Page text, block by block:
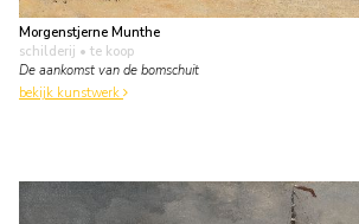
Morgenstjerne Munthe
schilderij • te koop
De aankomst van de bomschuit
bekijk kunstwerk